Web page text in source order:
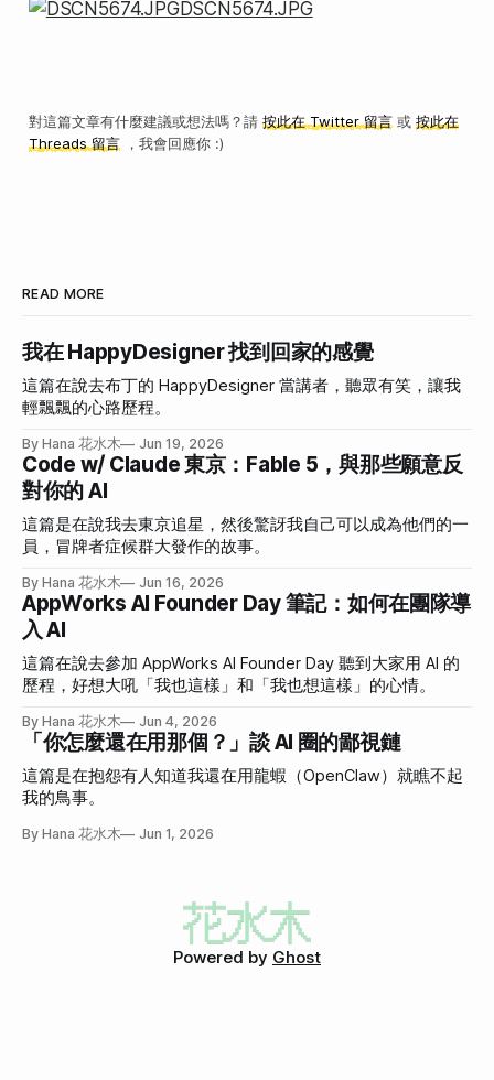
對這篇文章有什麼建議或想法嗎？請 按此在 Twitter 留言或 按此在
Threads 留言，我會回應你 :)
READ MORE
我在 HappyDesigner 找到回家的感覺
這篇在說去布丁的 HappyDesigner 當講者，聽眾有笑，讓我
輕飄飄的心路歷程。
By Hana 花水木 Jun 19, 2026
Code w/ Claude 東京：Fable 5，與那些願意反
對你的 AI
這篇是在說我去東京追星，然後驚訝我自己可以成為他們的一
員，冒牌者症候群大發作的故事。
By Hana 花水木 Jun 16, 2026
AppWorks AI Founder Day 筆記：如何在團隊導
入 AI
這篇在說去參加 AppWorks AI Founder Day 聽到大家用 AI 的
歷程，好想大吼「我也這樣」和「我也想這樣」的心情。
By Hana 花水木 Jun 4, 2026
「你怎麼還在用那個？」談 AI 圈的鄙視鏈
這篇是在抱怨有人知道我還在用龍蝦（OpenClaw）就瞧不起
我的鳥事。
By Hana 花水木 Jun 1, 2026
Powered by Ghost